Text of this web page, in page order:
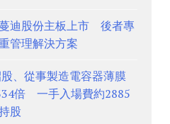
迪股份主板上市 後者專
管理解決方案
、從事製造電容器薄膜
倍 一手入場費約2885
股